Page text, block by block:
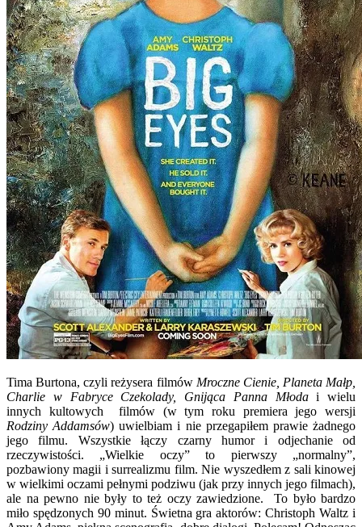
Tima Burtona, czyli reżysera filmów Mroczne Cienie, Planeta Małp,
Charlie w Fabryce Czekolady, Gnijąca Panna Młodai wielu
innych kultowych filmów (w tym roku premiera jego wersji
Rodziny Addamsów) uwielbiam i nie przegapiłem prawie żadnego
jego filmu. Wszystkie łączy czarny humor i odjechanie od
rzeczywistości. „Wielkie oczy” to pierwszy „normalny”,
pozbawiony magii i surrealizmu film. Nie wyszedłem z sali kinowej
w wielkimi oczami pełnymi podziwu (jak przy innych jego filmach),
ale na pewno nie były to też oczy zawiedzione. To było bardzo
miło spędzonych 90 minut. Świetna gra aktorów: Christoph Waltz i